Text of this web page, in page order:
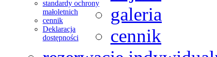
standardy ochrony
małoletnich
cennik
Deklaracja
dostępności
galeria
cennik